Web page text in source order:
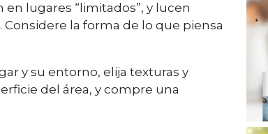
en lugares “limitados”, y lucen
la forma de lo que piensa
y su entorno, elija texturas y
del área, y compre una